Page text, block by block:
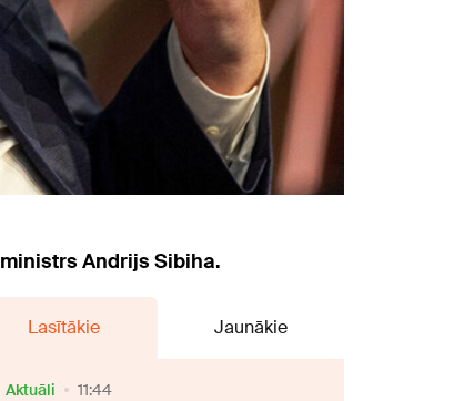
Andrijs Sibiha.
Lasītākie Jaunākie
Aktuāli 11:44